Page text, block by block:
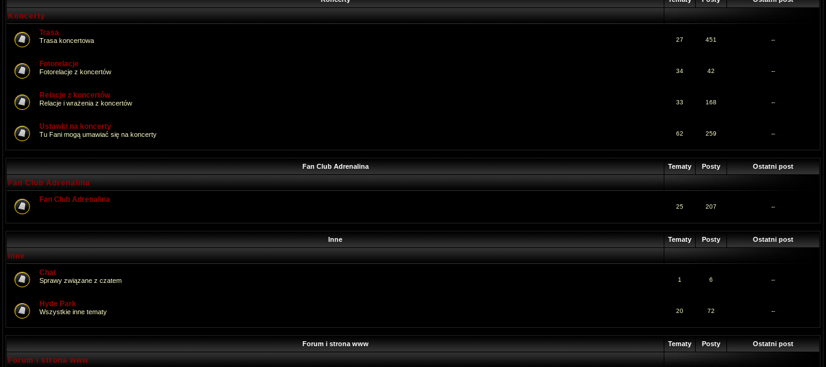
Koncerty
Trasa
Trasa koncertowa 27 451 --
Fotorelacje
Fotorelacje z koncertów 34 42 --
Relacje z koncertów
Relacje i wrażenia z koncertów 33 168 --
Ustawki na koncerty
Tu Fani mogą umawiać się na koncerty 62 259 --
Fan Club Adrenalina Tematy Posty Ostatni post
Fan Club Adrenalina
Fan Club Adrenalina
25 207 --
Inne Tematy Posty Ostatni post
Inne
Chat
Sprawy związane z czatem 1 6 --
Hyde Park
Wszystkie inne tematy 20 72 --
Forum i strona www Tematy Posty Ostatni post
Forum i strona www